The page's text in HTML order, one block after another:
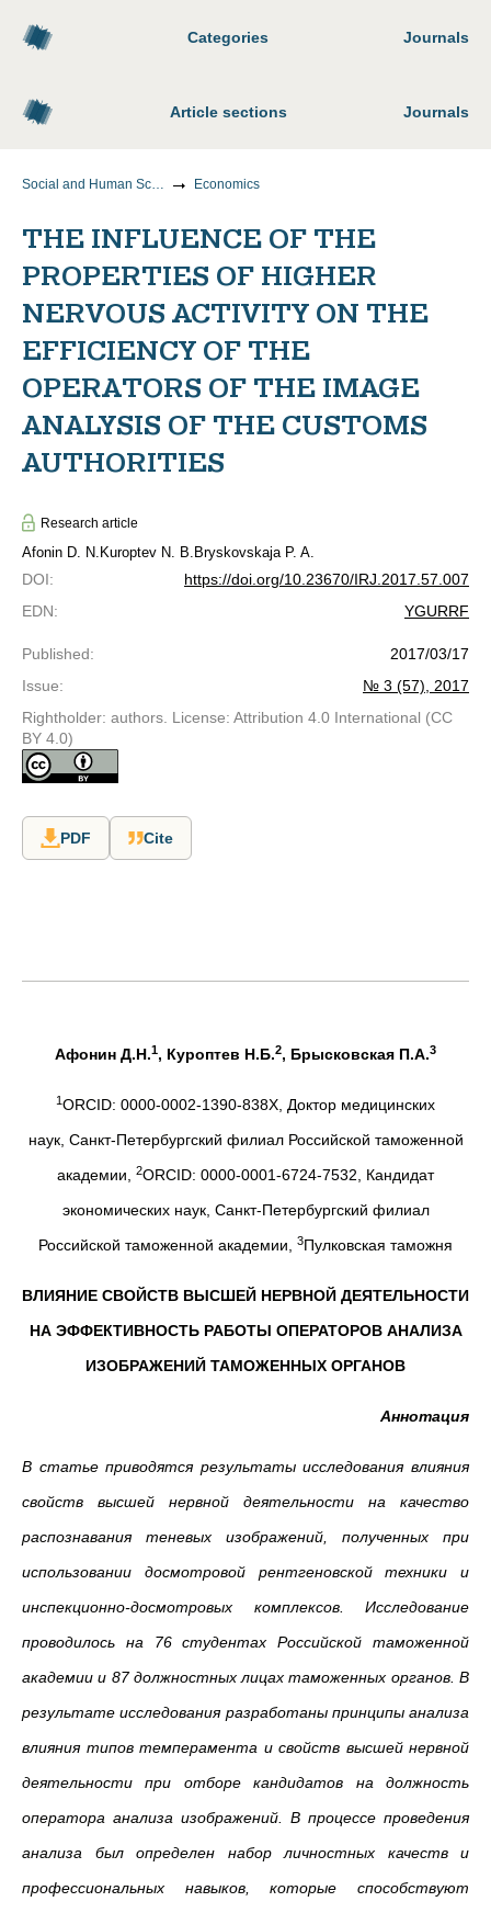
Categories Journals
Article sections Journals
Social and Human Sciences Economics
THE INFLUENCE OF THE
PROPERTIES OF HIGHER
NERVOUS ACTIVITY ON THE
EFFICIENCY OF THE
OPERATORS OF THE IMAGE
ANALYSIS OF THE CUSTOMS
AUTHORITIES
Research article
Afonin D. N. Kuroptev N. B. Bryskovskaja P. A.
DOI:
https://doi.org/10.23670/IRJ.2017.57.007
EDN: YGURRF
Published:
2017/03/17
Issue:
№ 3 (57), 2017
Rightholder: authors. License: Attribution 4.0 International (CC
BY 4.0)
PDF Cite
Афонин Д.Н.1, Куроптев Н.Б.2, Брысковская П.А.3
1ORCID: 0000-0002-1390-838X, Доктор медицинских
наук, Санкт-Петербургский филиал Российской таможенной
академии,
2ORCID: 0000-0001-6724-7532, Кандидат
экономических наук, Санкт-Петербургский филиал
Российской таможенной академии,
3Пулковская таможня
ВЛИЯНИЕ СВОЙСТВ ВЫСШЕЙ НЕРВНОЙ ДЕЯТЕЛЬНОСТИ
НА ЭФФЕКТИВНОСТЬ РАБОТЫ ОПЕРАТОРОВ АНАЛИЗА
ИЗОБРАЖЕНИЙ ТАМОЖЕННЫХ ОРГАНОВ
Аннотация
В статье приводятся результаты исследования влияния
свойств высшей нервной деятельности на качество
распознавания теневых изображений, полученных при
использовании досмотровой рентгеновской техники и
инспекционно-досмотровых комплексов. Исследование
проводилось на 76 студентах Российской таможенной
академии и 87 должностных лицах таможенных органов. В
результате исследования разработаны принципы анализа
влияния типов темперамента и свойств высшей нервной
деятельности при отборе кандидатов на должность
оператора анализа изображений. В процессе проведения
анализа был определен набор личностных качеств и
профессиональных навыков, которые способствуют